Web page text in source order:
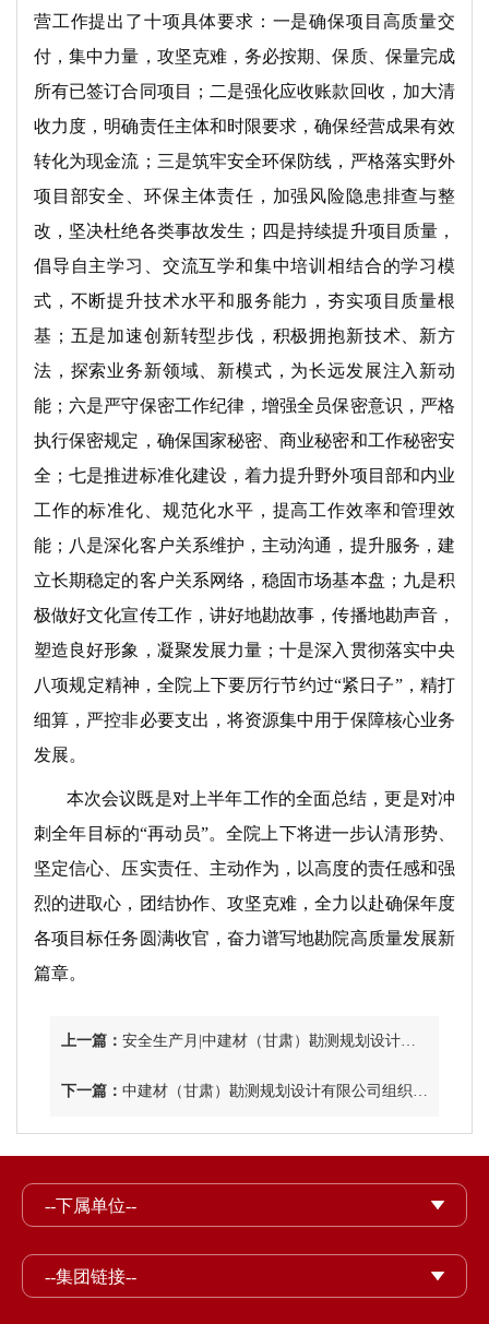
营工作提出了十项具体要求：一是确保项目高质量交
付，集中力量，攻坚克难，务必按期、保质、保量完成
所有已签订合同项目；二是强化应收账款回收，加大清
收力度，明确责任主体和时限要求，确保经营成果有效
转化为现金流；三是筑牢安全环保防线，严格落实野外
项目部安全、环保主体责任，加强风险隐患排查与整
改，坚决杜绝各类事故发生；四是持续提升项目质量，
倡导自主学习、交流互学和集中培训相结合的学习模
式，不断提升技术水平和服务能力，夯实项目质量根
基；五是加速创新转型步伐，积极拥抱新技术、新方
法，探索业务新领域、新模式，为长远发展注入新动
能；六是严守保密工作纪律，增强全员保密意识，严格
执行保密规定，确保国家秘密、商业秘密和工作秘密安
全；七是推进标准化建设，着力提升野外项目部和内业
工作的标准化、规范化水平，提高工作效率和管理效
能；八是深化客户关系维护，主动沟通，提升服务，建
立长期稳定的客户关系网络，稳固市场基本盘；九是积
极做好文化宣传工作，讲好地勘故事，传播地勘声音，
塑造良好形象，凝聚发展力量；十是深入贯彻落实中央
八项规定精神，全院上下要厉行节约过“紧日子”，精打
细算，严控非必要支出，将资源集中用于保障核心业务
发展。
本次会议既是对上半年工作的全面总结，更是对冲
刺全年目标的“再动员”。全院上下将进一步认清形势、
坚定信心、压实责任、主动作为，以高度的责任感和强
烈的进取心，团结协作、攻坚克难，全力以赴确保年度
各项目标任务圆满收官，奋力谱写地勘院高质量发展新
篇章。
上一篇： 安全生产月|中建材（甘肃）勘测规划设计有限公司 扎实开展安全培训和应急演练活动
下一篇： 中建材（甘肃）勘测规划设计有限公司组织开展安全警示教育培训会暨安全宣传咨询日活动
--下属单位--
--集团链接--